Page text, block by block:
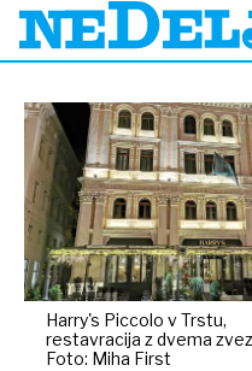
Harry's Piccolo v Trstu,
restavracija z dvema
Foto: Miha First